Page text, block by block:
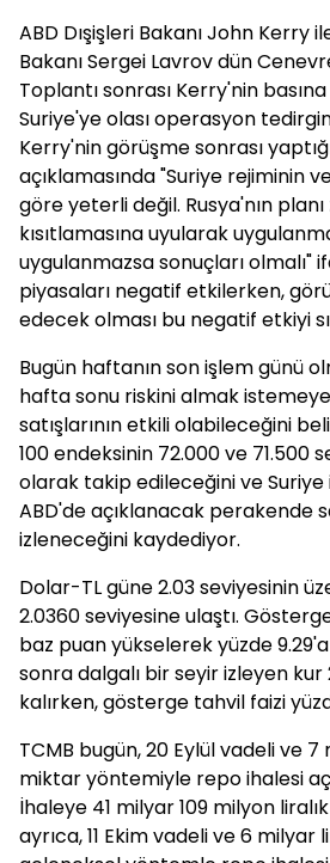
ABD Dışişleri Bakanı John Kerry
Bakanı Sergei Lavrov dün
Toplantı sonrası Kerry'nin
Suriye'ye olası operasyon
Kerry'nin görüşme sonrası
açıklamasında "Suriye rejiminin
göre yeterli değil. Rusya'nın
kısıtlamasına uyularak
uygulanmazsa sonuçları olmalı"
piyasaları negatif etkilerken,
edecek olması bu negatif etkiyi
Bugün haftanın son işlem günü
hafta sonu riskini almak
satışlarının etkili olabileceğini
100 endeksinin 72.000 ve 71.500
olarak takip edileceğini ve Suriye
ABD'de açıklanacak perakende
izleneceğini kaydediyor.
Dolar-TL güne 2.03 seviyesinin
2.0360 seviyesine ulaştı.
baz puan yükselerek yüzde
sonra dalgalı bir seyir izleyen kur
kalırken, gösterge tahvil faizi
TCMB bugün, 20 Eylül vadeli ve
miktar yöntemiyle repo ihalesi
İhaleye 41 milyar 109 milyon
ayrıca, 11 Ekim vadeli ve 6 milyar